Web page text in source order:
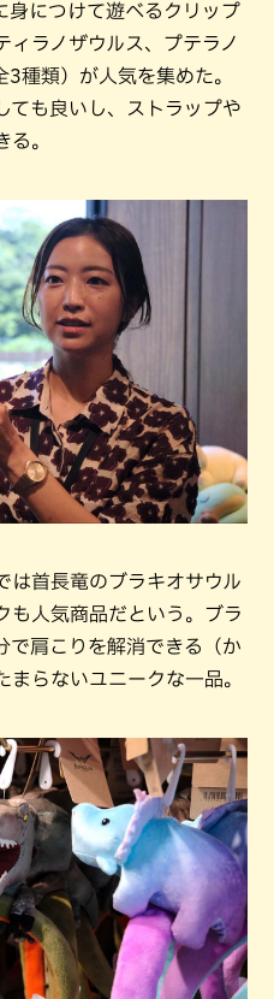
身につけて遊べるクリップ
ラノザウルス、プテラノ
3種類）が人気を集めた。
ても良いし、ストラップや
る。
は首長竜のブラキオサウル
も人気商品だという。ブラ
で肩こりを解消できる（か
らないユニークな一品。